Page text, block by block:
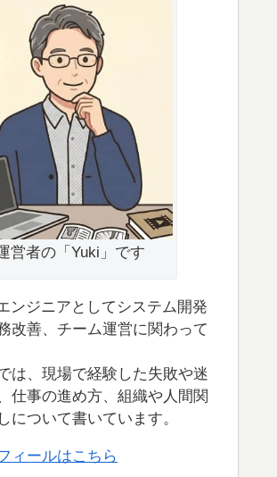
営者の「Yuki」です
ンジニアとしてシステム開発
改善、チーム運営に関わって
は、現場で経験した失敗や迷
仕事の進め方、組織や人間関
について書いています。
ィールはこちら